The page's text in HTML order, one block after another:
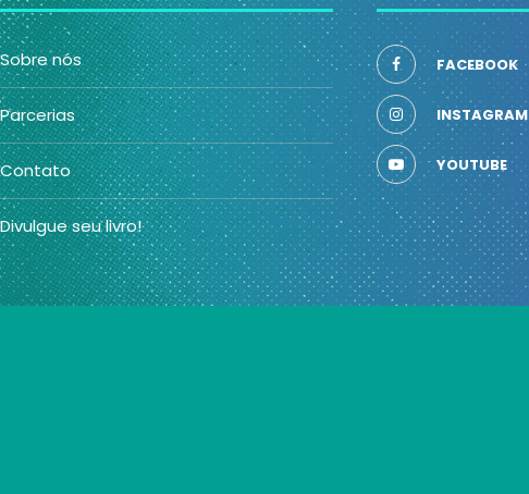
Sobre nós
Parcerias
Contato
Divulgue seu livro!
FACEBOOK
INSTAGRAM
YOUTUBE